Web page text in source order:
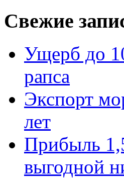
Свежие
Ущерб до
рапса
Экспорт
лет
Прибыль
выгодной